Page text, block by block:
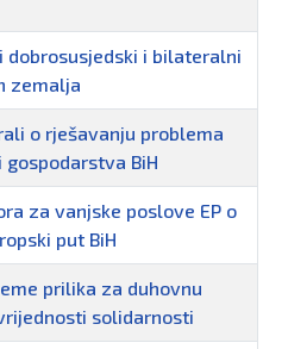
dobrosusjedski i bilateralni
zemalja
o rješavanju problema
BiH
za vanjske poslove EP o
put BiH
prilika za duhovnu
solidarnosti